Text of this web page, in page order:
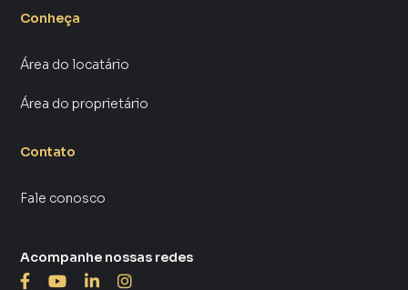
Conheça
Área do locatário
Área do proprietário
Contato
Fale conosco
Acompanhe nossas redes